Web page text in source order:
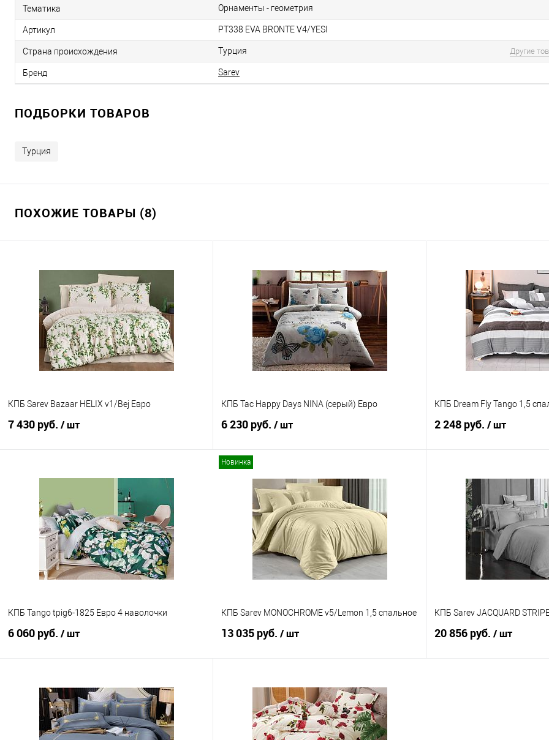
Тематика Орнаменты - геометрия
Артикул PT338 EVA BRONTE V4/YESI
Страна происхождения Турция Другие
Бренд Sarev
ПОДБОРКИ ТОВАРОВ
Турция
ПОХОЖИЕ ТОВАРЫ (8)
КПБ Sarev Bazaar HELIX v1/Bej Евро
7 430 руб. / шт
Купить в 1 клик
Сравнение
В избранное
В наличии
КПБ Tac Happy Days NINA (серый) Евро
6 230 руб. / шт
Купить в 1 клик
Сравнение
В избранное
В наличии
КПБ Dream Fly Tango 1,5
2 248 руб. / шт
Купить в 1 клик
В избранное
КПБ Tango tpig6-1825 Евро 4 наволочки
6 060 руб. / шт
Купить в 1 клик
Сравнение
В избранное
В наличии
Новинка
КПБ Sarev MONOCHROME v5/Lemon 1,5 спальное
13 035 руб. / шт
Купить в 1 клик
Сравнение
В избранное
В наличии
КПБ Sarev JACQUARD
20 856 руб. / шт